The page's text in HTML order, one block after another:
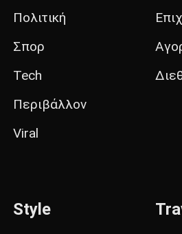
Πολιτική
Σπορ
Tech
Περιβάλλον
Viral
Style